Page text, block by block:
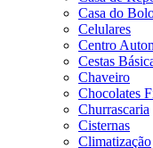
Casa do
Celulares
Centro
Cestas
Chaveiro
Chocolates
Churrascaria
Cisternas
Climatização